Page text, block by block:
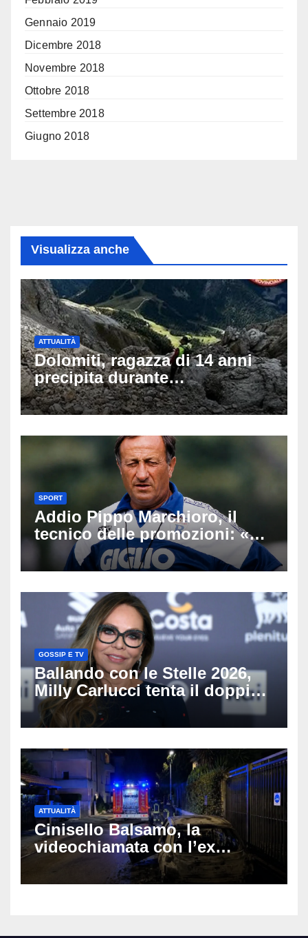
Gennaio 2019
Dicembre 2018
Novembre 2018
Ottobre 2018
Settembre 2018
Giugno 2018
Visualizza anche
ATTUALITÀ
Dolomiti, ragazza di 14 anni
precipita durante
un’escursione: tragedia sul
Latemar davanti alla famiglia
SPORT
Addio Pippo Marchioro, il
tecnico delle promozioni: «Ha
scritto pagine indimenticabili
del nostro calcio»
GOSSIP E TV
Ballando con le Stelle 2026,
Milly Carlucci tenta il doppio
colpo: tra i papabili Ornella
Muti e Monica Guerritore
ATTUALITÀ
Cinisello Balsamo, la
videochiamata con l’ex
fidanzata e il dramma: 35enne
lotta tra la vita e la morte